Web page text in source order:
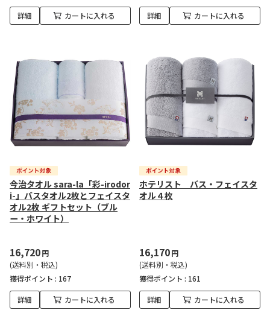
詳細 カートに入れる 詳細 カートに入れる
今治タオル sara-la「彩-irodor
i-」バスタオル2枚とフェイスタ
オル2枚 ギフトセット（ブル
ー・ホワイト）
16,720円
(送料別・税込)
獲得ポイント : 167
詳細 カートに入れる
ホテリスト バス・フェイスタ
オル４枚
16,170円
(送料別・税込)
獲得ポイント : 161
詳細 カートに入れる